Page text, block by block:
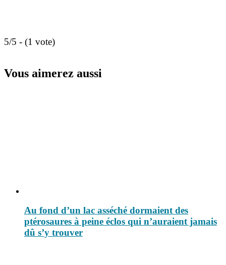
5/5 - (1 vote)
Vous aimerez aussi
Au fond d’un lac asséché dormaient des
ptérosaures à peine éclos qui n’auraient jamais
dû s’y trouver